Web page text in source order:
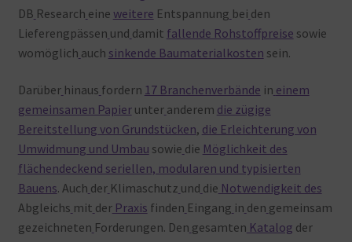
DB Research eine weitere Entspannung bei den
Lieferengpässen und damit fallende Rohstoffpreise sowie
womöglich auch sinkende Baumaterialkosten sein.
Darüber hinaus fordern 17 Branchenverbände in einem
gemeinsamen Papierunter anderem die zügige
Bereitstellung von Grundstücken, die Erleichterung von
Umwidmung und Umbau sowie die Möglichkeit des
flächendeckend seriellen, modularen und typisierten
Bauens. Auch der Klimaschutz und die Notwendigkeit des
Abgleichs mit derPraxis finden Eingang in den gemeinsam
gezeichneten Forderungen. Den gesamten Katalog der